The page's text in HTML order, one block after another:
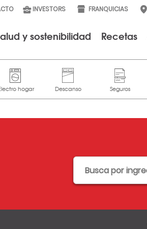
INVESTORS FRANQUICIAS
y sostenibilidad Recetas